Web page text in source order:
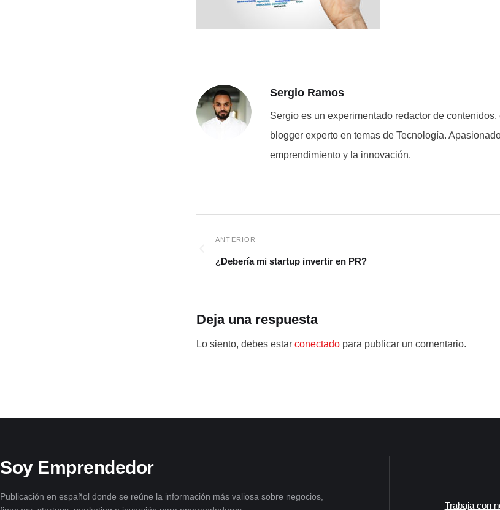
Sergio Ramos
Sergio es un experimentado redactor de contenidos,
blogger experto en temas de Tecnología.
emprendimiento y la innovación.
¿Debería mi startup invertir en PR?
Deja una respuesta
Lo siento, debes estar conectado para publicar un comentario.
Soy Emprendedor
Publicación en español donde se reúne la información más valiosa sobre negocios,
Trabaja con